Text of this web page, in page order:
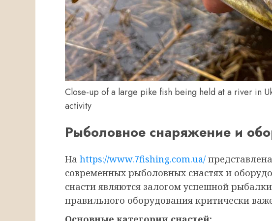
Close-up of a large pike fish being held at a river in
activity
Рыболовное снаряжение и
На https://www.7fishing.com.ua/
современных рыболовных снастях и
снасти являются залогом успешной
правильного оборудования критически